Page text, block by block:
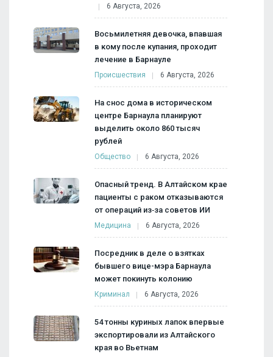
6 Августа, 2026
Восьмилетняя девочка, впавшая
в кому после купания, проходит
лечение в Барнауле
Происшествия 6 Августа, 2026
На снос дома в историческом
центре Барнаула планируют
выделить около 860 тысяч
рублей
Общество 6 Августа, 2026
Опасный тренд. В Алтайском крае
пациенты с раком отказываются
от операций из‑за советов ИИ
Медицина 6 Августа, 2026
Посредник в деле о взятках
бывшего вице-мэра Барнаула
может покинуть колонию
Криминал 6 Августа, 2026
54 тонны куриных лапок впервые
экспортировали из Алтайского
края во Вьетнам